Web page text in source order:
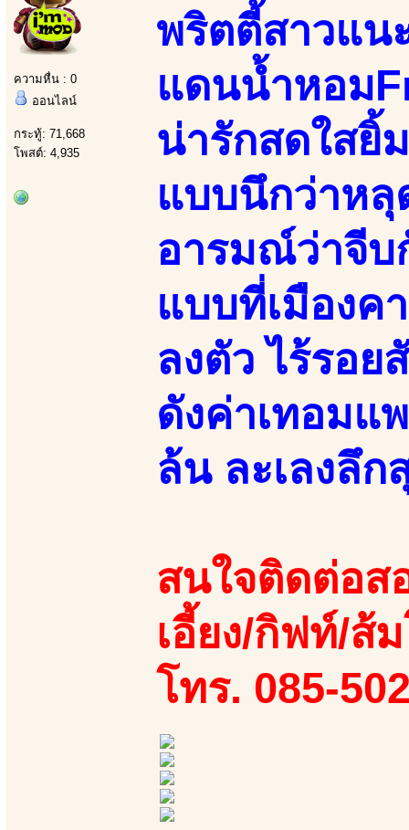
ความหื่น : 0
ออนไลน์
กระทู้: 71,668
โพสต์: 4,935
พริตตี้สาวแน
แดนน้ำหอม
น่ารักสดใสยิ้
แบบนึกว่าหลุ
อารมณ์ว่าจีบ
แบบที่เมืองค
ลงตัว ไร้รอ
ดังค่าเทอมแ
ล้น ละเลงลึ
สนใจติดต่อส
เอี้ยง/กิฟท์/ส้
โทร. 085-